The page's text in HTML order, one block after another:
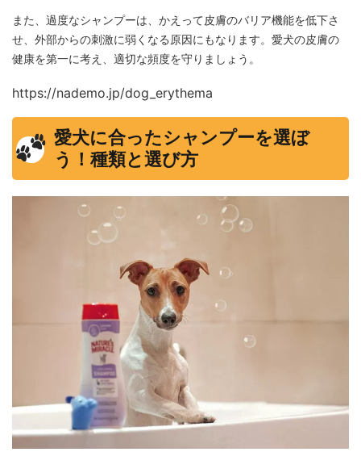
また、過度なシャンプーは、かえって皮膚のバリア機能を低下さ
せ、外部からの刺激に弱くなる原因にもなります。愛犬の皮膚の
健康を第一に考え、適切な頻度を守りましょう。
https://nademo.jp/dog_erythema
愛犬に合ったシャンプーを選ぼ
う！種類と選び方